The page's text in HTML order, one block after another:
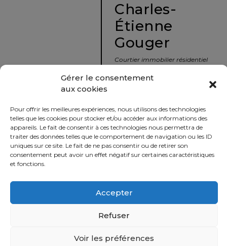
Gérer le consentement
aux cookies
Pour offrir les meilleures expériences, nous utilisons des technologies
telles que les cookies pour stocker et/ou accéder aux informations des
appareils. Le fait de consentir à ces technologies nous permettra de
traiter des données telles que le comportement de navigation ou les ID
uniques sur ce site. Le fait de ne pas consentir ou de retirer son
consentement peut avoir un effet négatif sur certaines caractéristiques
et fonctions.
Accepter
Refuser
Voir les préférences
immobilier
vers
la
tranquillité
d’esprit
défi
Charles-
Étienne
Gouger
Courtier immobilier résidentiel
450 229-2992
50 rue morin,
Sainte-Adèle, Québec
J8B 2P7
Partager
Politique